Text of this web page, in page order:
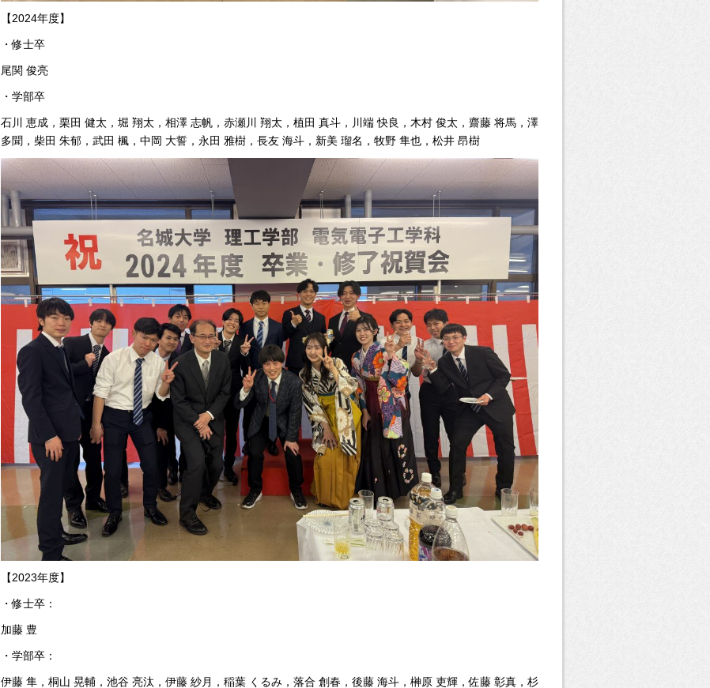
【2024年度】
・修士卒
尾関 俊亮
・学部卒
石川 恵成，栗田 健太，堀 翔太，相澤 志帆，赤瀬川 翔太，植田 真斗，川端 快良，木村 俊太，齋藤 将馬，澤
多聞，柴田 朱郁，武田 楓，中岡 大誓，永田 雅樹，長友 海斗，新美 瑠名，牧野 隼也，松井 昂樹
【2023年度】
・修士卒：
加藤 豊
・学部卒：
伊藤 隼，桐山 晃輔，池谷 亮汰，伊藤 紗月，稲葉 くるみ，落合 創春，後藤 海斗，榊原 吏輝，佐藤 彰真，杉